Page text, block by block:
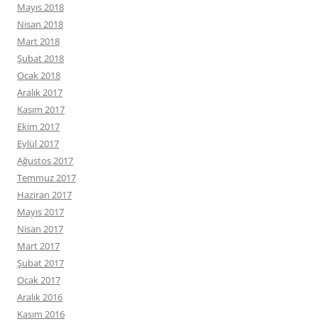
Mayıs 2018
Nisan 2018
Mart 2018
Şubat 2018
Ocak 2018
Aralık 2017
Kasım 2017
Ekim 2017
Eylül 2017
Ağustos 2017
Temmuz 2017
Haziran 2017
Mayıs 2017
Nisan 2017
Mart 2017
Şubat 2017
Ocak 2017
Aralık 2016
Kasım 2016